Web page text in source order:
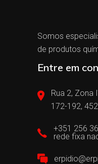
Somos
de produtos
Entre em
Rua 2, Zona
172-192,
+351 256
rede fixa